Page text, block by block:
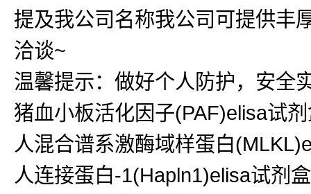
提及我公司名称我公司可提供丰
洽谈~
温馨提示：做好个人防护，安全
猪血小板活化因子(PAF)elisa试
人混合谱系激酶域样蛋白
人连接蛋白-1(Hapln1)elisa试剂